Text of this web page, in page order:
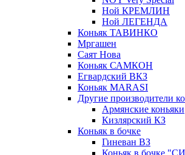
Ной КРЕМЛИН
Ной ЛЕГЕНДА
Коньяк ТАВИНКО
Мргашен
Саят Нова
Коньяк САМКОН
Егвардский ВКЗ
Коньяк MARASI
Другие производители
Армянские коньяки
Кизлярский КЗ
Коньяк в бочке
Гиневан ВЗ
Коньяк в бочке